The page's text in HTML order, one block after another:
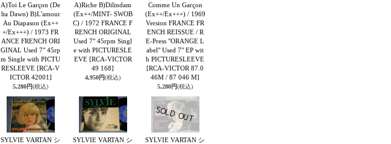
A)Toi Le Garçon (De
lta Dawn) B)L'amour
Au Diapason (Ex++
+/Ex+++) / 1973 FR
ANCE FRENCH ORI
GINAL Used 7" 45rp
m Single with PICTU
RESLEEVE [RCA-V
ICTOR 42001]
5,280円(税込)
A)Riche B)Dilindam
(Ex++/MINT- SWOB
C) / 1972 FRANCE F
RENCH ORIGINAL
Used 7" 45rpm Singl
e with PICTURESLE
EVE [RCA-VICTOR
49 168]
4,950円(税込)
Comme Un Garçon
(Ex++/Ex+++) / 1969
Version FRANCE FR
ENCH REISSUE / R
E-Press "ORANGE L
abel" Used 7" EP wit
h PICTURESLEEVE
[RCA-VICTOR 87.0
46M / 87 046 M]
5,280円(税込)
SYLVIE VARTAN シ
SYLVIE VARTAN シ
SYLVIE VARTAN シ